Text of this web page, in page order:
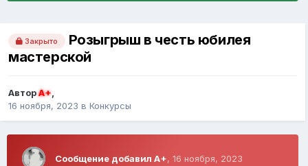
Закрыто
Розыгрыш в честь юбилея
мастерской
АвторA+
16 ноября, 2023 в Конкурсы
Сообщение добавил A+, 16 ноября, 2023